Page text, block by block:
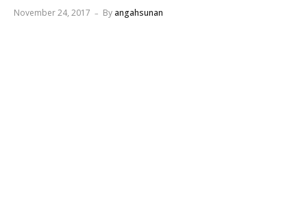
November 24, 2017 By angahsunan